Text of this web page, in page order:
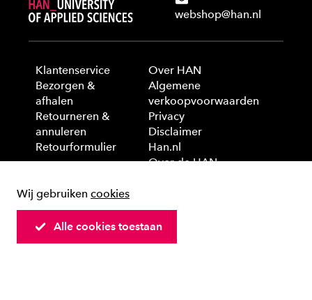
webshop@han.nl
Klantenservice
Bezorgen &
afhalen
Retourneren &
annuleren
Retourformulier
Over HAN
Algemene
verkoopvoorwaarden
Privacy
Disclaimer
Han.nl
Over de HAN
Wij gebruiken cookies
Alle cookies toestaan